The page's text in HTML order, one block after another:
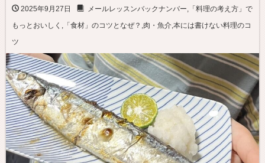
2025年9月27日 メールレッスンバックナンバー
「料理の考え方」で
もっとおいしく
「食材」のコツとなぜ？ 肉・魚介 本には書けない料理のコ
ツ